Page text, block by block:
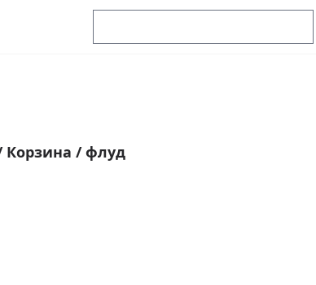
Корзина /флуд